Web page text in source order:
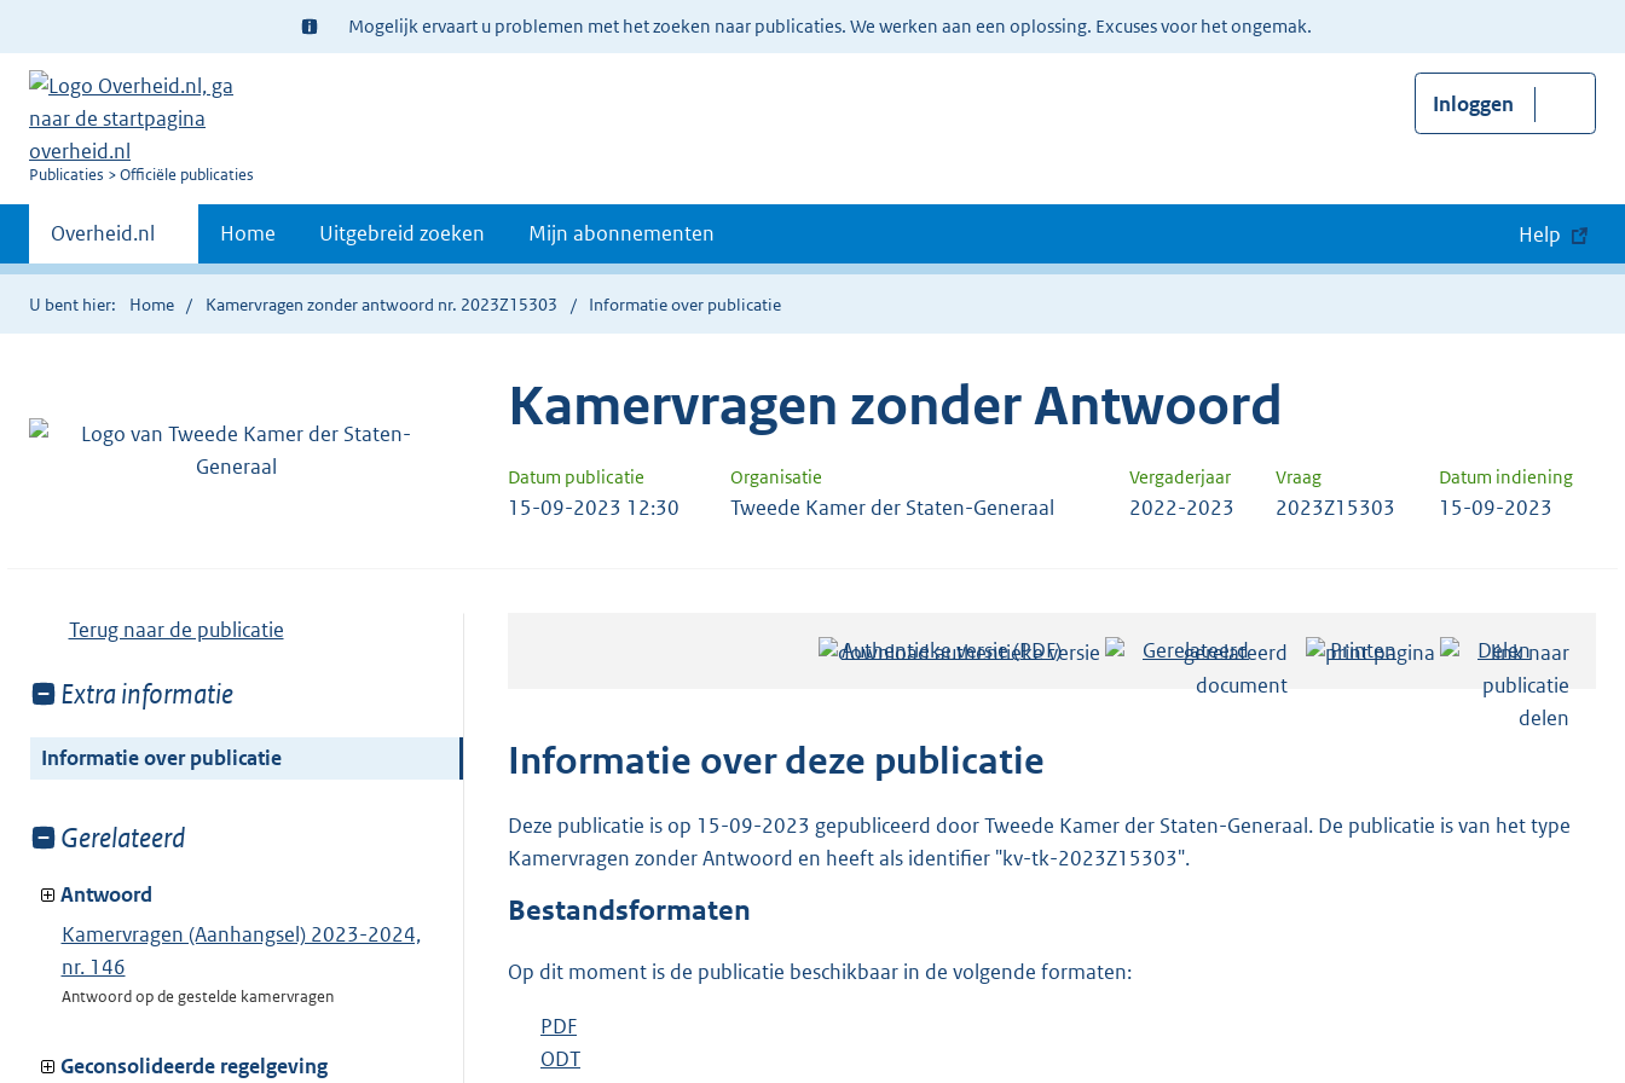
Ter
informatie:
Mogelijk ervaart u problemen met het zoeken naar publicaties. We werken aan een oplossing. Excuses voor het ongemak.
U
Publicaties Officiële publicaties
Inloggen
Primaire
navigatie
Andere
sites
binnen
Overheid.nl Home Uitgebreid zoeken Mijn abonnementen Help
U bent hier: Home Kamervragen zonder antwoord nr. 2023Z15303 Informatie over publicatie
Kamervragen zonder Antwoord
Datum publicatie Organisatie Vergaderjaar Vraag Datum indiening
15-09-2023 12:30 Tweede Kamer der Staten-Generaal 2022-2023 2023Z15303 15-09-2023
Terug naar de publicatie
Toon
van:
Extra informatie
Informatie over publicatie
Toon
van:
Gerelateerd
Antwoord
Kamervragen (Aanhangsel) 2023-2024,
nr. 146
Antwoord op de gestelde kamervragen
Geconsolideerde regelgeving
Authentieke versie (PDF)b
n
d
o
Gerelateerd Printen Delen
Informatie over deze publicatie
Deze publicatie is op 15-09-2023 gepubliceerd door Tweede Kamer der Staten-Generaal. De publicatie is van het type
Kamervragen zonder Antwoord en heeft als identifier "kv-tk-2023Z15303".
Bestandsformaten
Op dit moment is de publicatie beschikbaar in de volgende formaten:
D
o
PDF
e
D
ODT